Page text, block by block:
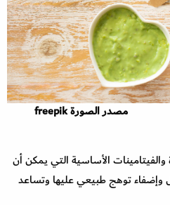
مصدر الصورة freepik
الأساسية التي يمكن أن
وإضفاء توهج طبيعي عليها وتساعد